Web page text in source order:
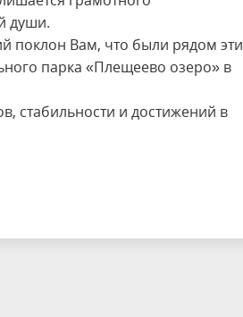
души.
поклон Вам, что были рядом эти
парка «Плещеево озеро» в
стабильности и достижений в